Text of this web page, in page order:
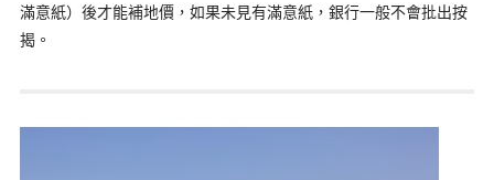
滿意紙）後才能補地價，如果未見有滿意紙，銀行一般不會批出按
揭。